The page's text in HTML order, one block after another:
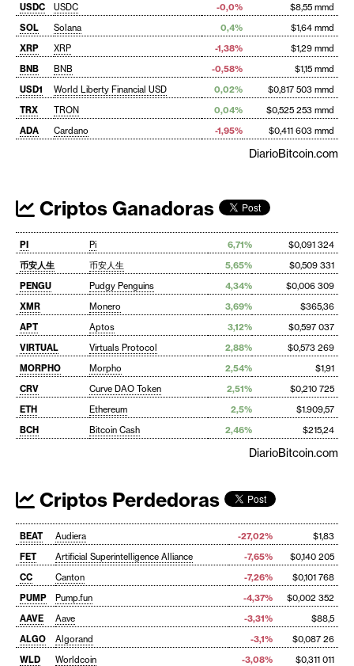
USDC USDC -0,0%
$8,55 mmd
SOL
Solana 0,4%
$1,64 mmd
XRP
XRP -1,38%
$1,29 mmd
BNB
BNB -0,58%
$1,15 mmd
USD1
World Liberty Financial USD 0,02%
$0,817 503 mmd
TRX
TRON 0,04%
$0,525 253 mmd
ADA
Cardano -1,95% $0,411 603 mmd
DiarioBitcoin.com
Criptos Ganadoras
PI Pi 6,71%
$0,091 324
币安人生
币安人生 5,65%
$0,509 331
PENGU
Pudgy Penguins 4,34%
$0,006 309
XMR
Monero 3,69%
$365,36
APT
Aptos 3,12%
$0,597 037
VIRTUAL
Virtuals Protocol 2,88%
$0,573 269
MORPHO
Morpho 2,54%
$1,91
CRV
Curve DAO Token 2,51%
$0,210 725
ETH
Ethereum 2,5%
$1.909,57
BCH
Bitcoin Cash 2,46% $215,24
DiarioBitcoin.com
Criptos Perdedoras
BEAT Audiera -27,02%
$1,83
FET
Artificial Superintelligence Alliance -7,65%
$0,140 205
CC
Canton -7,26%
$0,101 768
PUMP
Pump.fun -4,37%
$0,002 352
AAVE
Aave -3,31%
$88,5
ALGO
Algorand -3,1%
$0,087 26
WLD
Worldcoin -3,08%
$0,311 011